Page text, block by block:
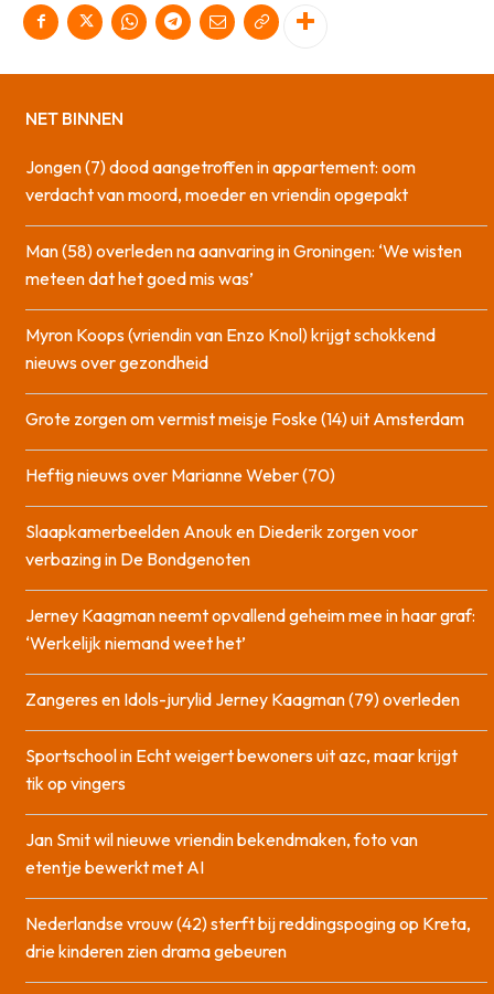
NET BINNEN
Jongen (7) dood aangetroffen in appartement: oom
verdacht van moord, moeder en vriendin opgepakt
Man (58) overleden na aanvaring in Groningen: ‘We wisten
meteen dat het goed mis was’
Myron Koops (vriendin van Enzo Knol) krijgt schokkend
nieuws over gezondheid
Grote zorgen om vermist meisje Foske (14) uit Amsterdam
Heftig nieuws over Marianne Weber (70)
Slaapkamerbeelden Anouk en Diederik zorgen voor
verbazing in De Bondgenoten
Jerney Kaagman neemt opvallend geheim mee in haar graf:
‘Werkelijk niemand weet het’
Zangeres en Idols-jurylid Jerney Kaagman (79) overleden
Sportschool in Echt weigert bewoners uit azc, maar krijgt
tik op vingers
Jan Smit wil nieuwe vriendin bekendmaken, foto van
etentje bewerkt met AI
Nederlandse vrouw (42) sterft bij reddingspoging op Kreta,
drie kinderen zien drama gebeuren